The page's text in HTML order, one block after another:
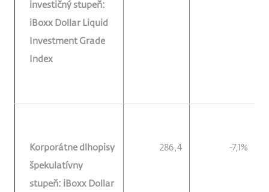
investičný stupeň:
iBoxx Dollar Liquid
Investment Grade
Index
Korporátne dlhopisy
špekulatívny
stupeň: iBoxx Dollar
286,4 -7,1%